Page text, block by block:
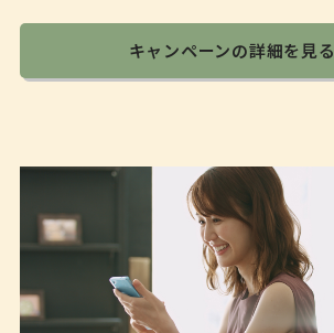
キャンペーンの詳細を見る